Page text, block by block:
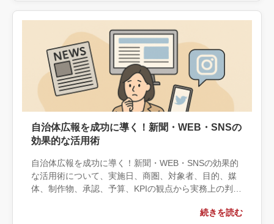
自治体広報を成功に導く！新聞・WEB・SNSの
効果的な活用術
自治体広報を成功に導く！新聞・WEB・SNSの効果的
な活用術について、実施日、商圏、対象者、目的、媒
体、制作物、承認、予算、KPIの観点から実務上の判断
談する条件、相談前に用意する情報、依頼後に確認す
続きを読む